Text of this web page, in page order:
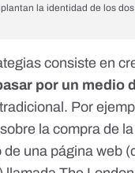
la identidad de los
consiste en
por un medio
tradicional. Por
la compra de
de una página web